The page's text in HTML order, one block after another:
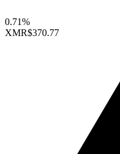
0.71%
XMR$370.77